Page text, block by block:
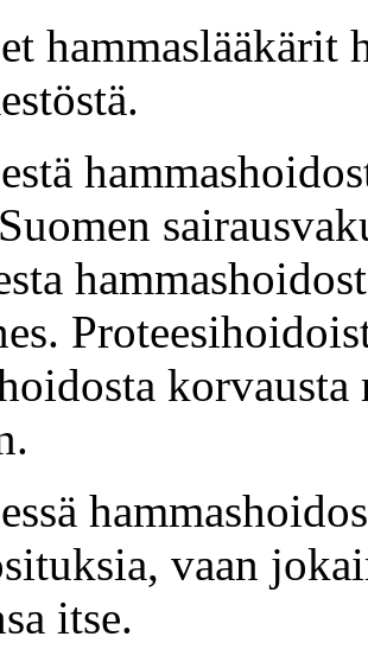
hammaslääkärit
vaan
itse.